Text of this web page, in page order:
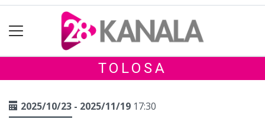
TOLOSA
2025/10/23 - 2025/11/19 17:30